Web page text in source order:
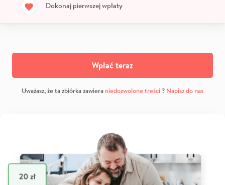
Dokonaj pierwszej wpłaty
Wpłać teraz
Uważasz, że ta zbiórka zawiera niedozwolone treści? Napisz do nas